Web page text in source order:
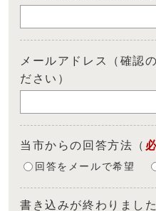
メールアドレス（確認
ださい）
当市からの回答方法 （
回答をメールで希望
書き込みが終わりまし